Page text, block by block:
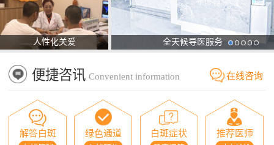
人性化关爱 全天候导医服务
便捷咨讯 Convenient information 在线咨询
解答白斑 绿色通道 白斑症状 推荐医师